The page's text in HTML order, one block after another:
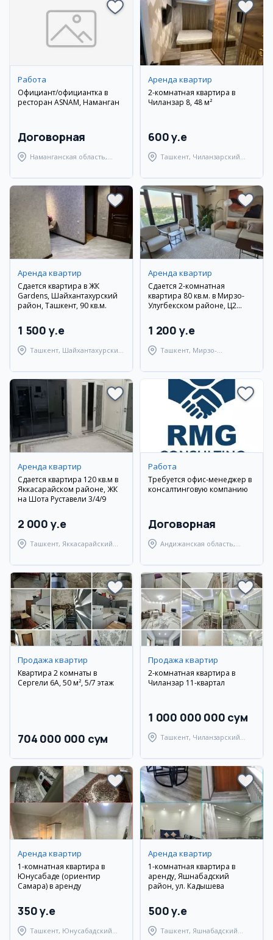
Работа
Официант/официантка в
ресторан ASNAM, Наманган
Договорная
Наманганская область,
Аренда квартир
2-комнатная квартира в
Чиланзар 8, 48 м²
600 y.e
Ташкент, Чиланзарский
Аренда квартир
Сдается квартира в ЖК
Gardens, Шайхантахурский
район, Ташкент, 90 кв.м.
1 500 y.e
Ташкент, Шайхантахурский
Аренда квартир
Сдается 2-комнатная
квартира 80 кв.м. в Мирзо-
Улугбекском районе, Ц2
и техникой
1 200 y.e
Ташкент, Мирзо-
Аренда квартир
Сдается квартира 120 кв.м в
Яккасарайском районе, ЖК
на Шота Руставели 3/4/9
2 000 y.e
Ташкент, Яккасарайский
Работа
Требуется офис-менеджер в
консалтинговую компанию
Договорная
Андижанская область,
Продажа квартир
Квартира 2 комнаты в
Сергели 6А, 50 м², 5/7 этаж
704 000 000 сум
Продажа квартир
2-комнатная квартира в
Чиланзар 11-квартал
1 000 000 000 сум
Ташкент, Чиланзарский
Аренда квартир
1-комнатная квартира в
Юнусабаде (ориентир
Самара) в аренду
350 y.e
Ташкент, Юнусабадский
Аренда квартир
1-комнатная квартира в
аренду, Яшнабадский
район, ул. Кадышева
500 y.e
Ташкент, Яшнабадский